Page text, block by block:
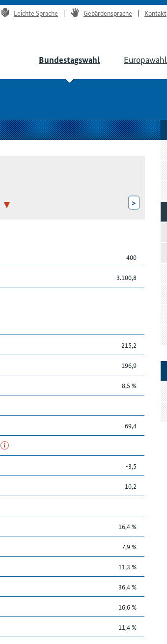
Leichte Sprache Gebärdensprache Kontakt
Bundestagswahl Europawahl
>
400
3.100,8
215,2
196,9
8,5 %
69,4
-3,5
10,2
16,4 %
7,9 %
11,3 %
36,4 %
16,6 %
11,4 %